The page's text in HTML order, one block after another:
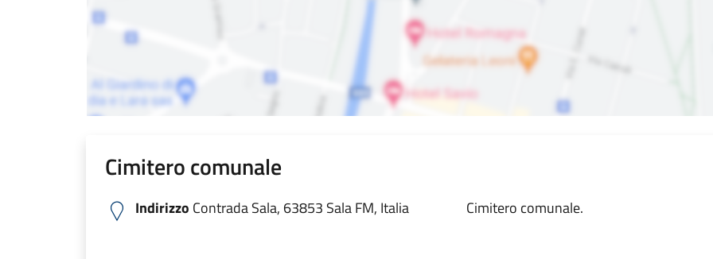
Cimitero comunale
Indirizzo Contrada Sala, 63853 Sala FM, Italia Cimitero comunale.